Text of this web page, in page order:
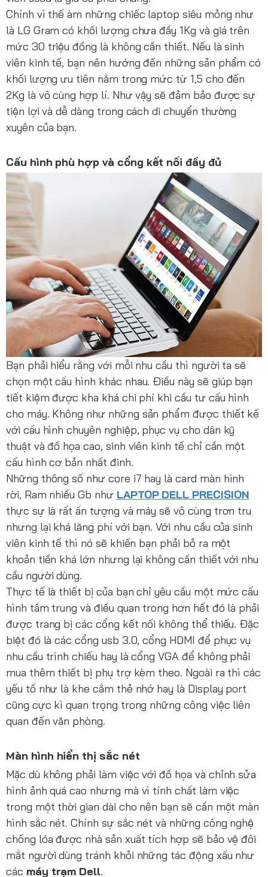
Chính vì thế àm những chiếc laptop siêu mỏng như
là LG Gram có khối lượng chưa đầy 1Kg và giá trên
mức 30 triệu đồng là không cần thiết. Nếu là sinh
viên kinh tế, bạn nên hướng đến những sản phẩm có
khối lượng ưu tiên nằm trong mức từ 1,5 cho đến
2Kg là vô cùng hợp lí. Như vậy sẽ đảm bảo được sự
tiện lợi và dễ dàng trong cách di chuyển thường
xuyên của bạn.
Cấu hình phù hợp và cổng kết nối đầy đủ
Bạn phải hiểu rằng với mỗi nhu cầu thì người ta sẽ
chọn một cấu hình khác nhau. Điều này sẽ giúp bạn
tiết kiệm được kha khá chi phí khi cầu tư cấu hình
cho máy. Không như những sản phẩm được thiết kế
với cấu hình chuyên nghiệp, phục vụ cho dân kỹ
thuật và đồ họa cao, sinh viên kinh tế chỉ cần một
cấu hình cơ bản nhất đinh.
Những thông số như core i7 hay là card màn hình
rời, Ram nhiều Gb như LAPTOP DELL PRECISION
thực sự là rất ấn tượng và máy sẽ vô cùng trơn tru
nhưng lại khá lãng phí với bạn. Với nhu cầu của sinh
viên kinh tế thì nó sẽ khiến bạn phải bỏ ra một
khoản tiền khá lớn nhưng lại không cần thiết với nhu
cầu người dùng.
Thực tế là thiết bị của bạn chỉ yêu cầu một mức cấu
hình tầm trung và điều quan trong hơn hết đó là phải
được trang bị các cổng kết nối không thể thiếu. Đặc
biệt đó là các cổng usb 3.0, cổng HDMI để phục vụ
nhu cầu trình chiếu hay là cổng VGA để không phải
mua thêm thiết bị phụ trợ kèm theo. Ngoài ra thì các
yếu tố như là khe cắm thẻ nhớ hay là Display port
cũng cực kì quan trọng trong những công việc liên
quan đến văn phòng.
Màn hình hiển thị sắc nét
Mặc dù không phải làm việc với đồ họa và chỉnh sửa
hình ảnh quá cao nhưng mà vì tính chất làm việc
trong một thời gian dài cho nên bạn sẽ cần một màn
hình sắc nét. Chính sự sắc nét và những công nghệ
chống lóa được nhà sản xuất tích hợp sẽ bảo vệ đôi
mắt người dùng tránh khỏi những tác động xấu như
các máy trạm Dell.